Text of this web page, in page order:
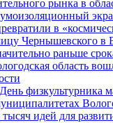
рынка в
в
Чернышевского в
раньше
область
физкультурника
тысяч идей для